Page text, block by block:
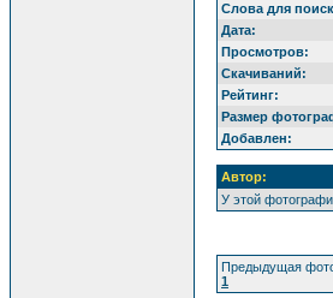
Слова для
Дата:
Просмотров:
Скачиваний:
Рейтинг:
Размер
Добавлен:
Автор:
У этой
Предыдущая
1